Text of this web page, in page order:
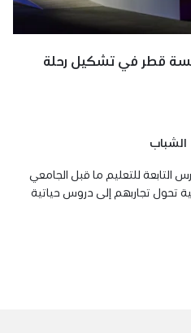
قطر في تشكيل رحلة
الشباب
التابعة للتعليم ما قبل الجامعي
تجاربهم إلى دروس حياتية